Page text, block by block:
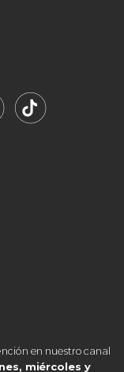
en nuestro canal
miércoles y